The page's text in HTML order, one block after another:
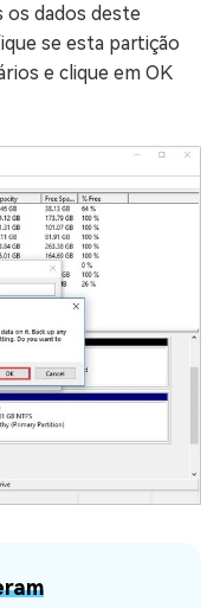
dados deste
se esta partição
e clique em OK